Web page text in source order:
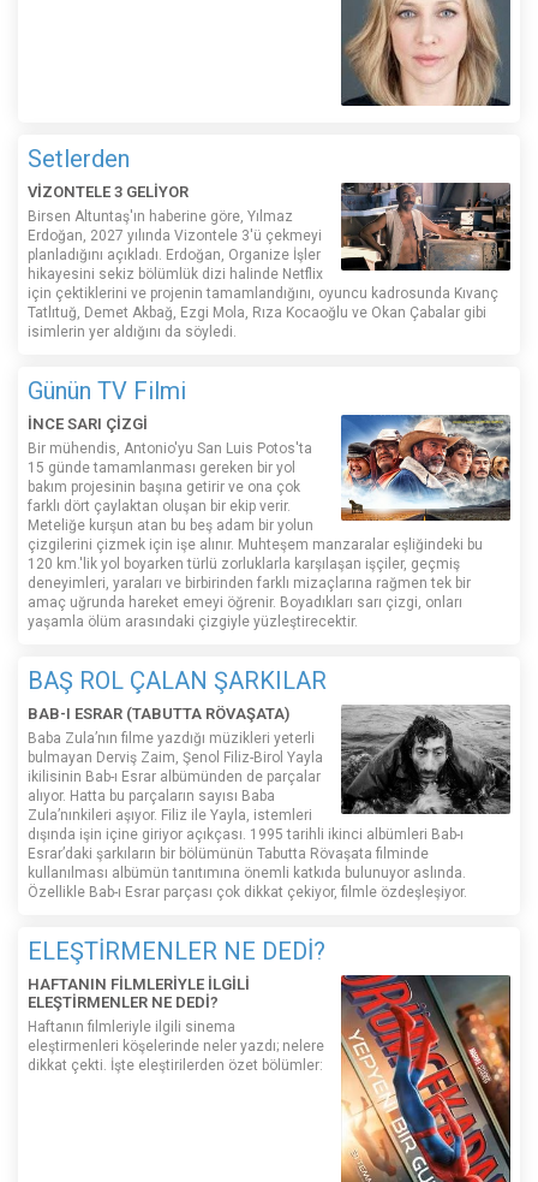
Setlerden
VİZONTELE 3 GELİYOR
Birsen Altuntaş'ın haberine göre, Yılmaz
Erdoğan, 2027 yılında Vizontele 3'ü çekmeyi
planladığını açıkladı. Erdoğan, Organize İşler
hikayesini sekiz bölümlük dizi halinde Netflix
için çektiklerini ve projenin tamamlandığını, oyuncu kadrosunda Kıvanç
Tatlıtuğ, Demet Akbağ, Ezgi Mola, Rıza Kocaoğlu ve Okan Çabalar gibi
isimlerin yer aldığını da söyledi.
Günün TV Filmi
İNCE SARI ÇİZGİ
Bir mühendis, Antonio'yu San Luis Potos'ta
15 günde tamamlanması gereken bir yol
bakım projesinin başına getirir ve ona çok
farklı dört çaylaktan oluşan bir ekip verir.
Meteliğe kurşun atan bu beş adam bir yolun
çizgilerini çizmek için işe alınır. Muhteşem manzaralar eşliğindeki bu
120 km.'lik yol boyarken türlü zorluklarla karşılaşan işçiler, geçmiş
deneyimleri, yaraları ve birbirinden farklı mizaçlarına rağmen tek bir
amaç uğrunda hareket emeyi öğrenir. Boyadıkları sarı çizgi, onları
yaşamla ölüm arasındaki çizgiyle yüzleştirecektir.
BAŞ ROL ÇALAN ŞARKILAR
BAB-I ESRAR (TABUTTA RÖVAŞATA)
Baba Zula’nın filme yazdığı müzikleri yeterli
bulmayan Derviş Zaim, Şenol Filiz-Birol Yayla
ikilisinin Bab-ı Esrar albümünden de parçalar
alıyor. Hatta bu parçaların sayısı Baba
Zula’nınkileri aşıyor. Filiz ile Yayla, istemleri
dışında işin içine giriyor açıkçası. 1995 tarihli ikinci albümleri Bab-ı
Esrar’daki şarkıların bir bölümünün Tabutta Rövaşata filminde
kullanılması albümün tanıtımına önemli katkıda bulunuyor aslında.
Özellikle Bab-ı Esrar parçası çok dikkat çekiyor, filmle özdeşleşiyor.
ELEŞTİRMENLER NE DEDİ?
HAFTANIN FİLMLERİYLE İLGİLİ
ELEŞTİRMENLER NE DEDİ?
Haftanın filmleriyle ilgili sinema
eleştirmenleri köşelerinde neler yazdı; nelere
dikkat çekti. İşte eleştirilerden özet bölümler: